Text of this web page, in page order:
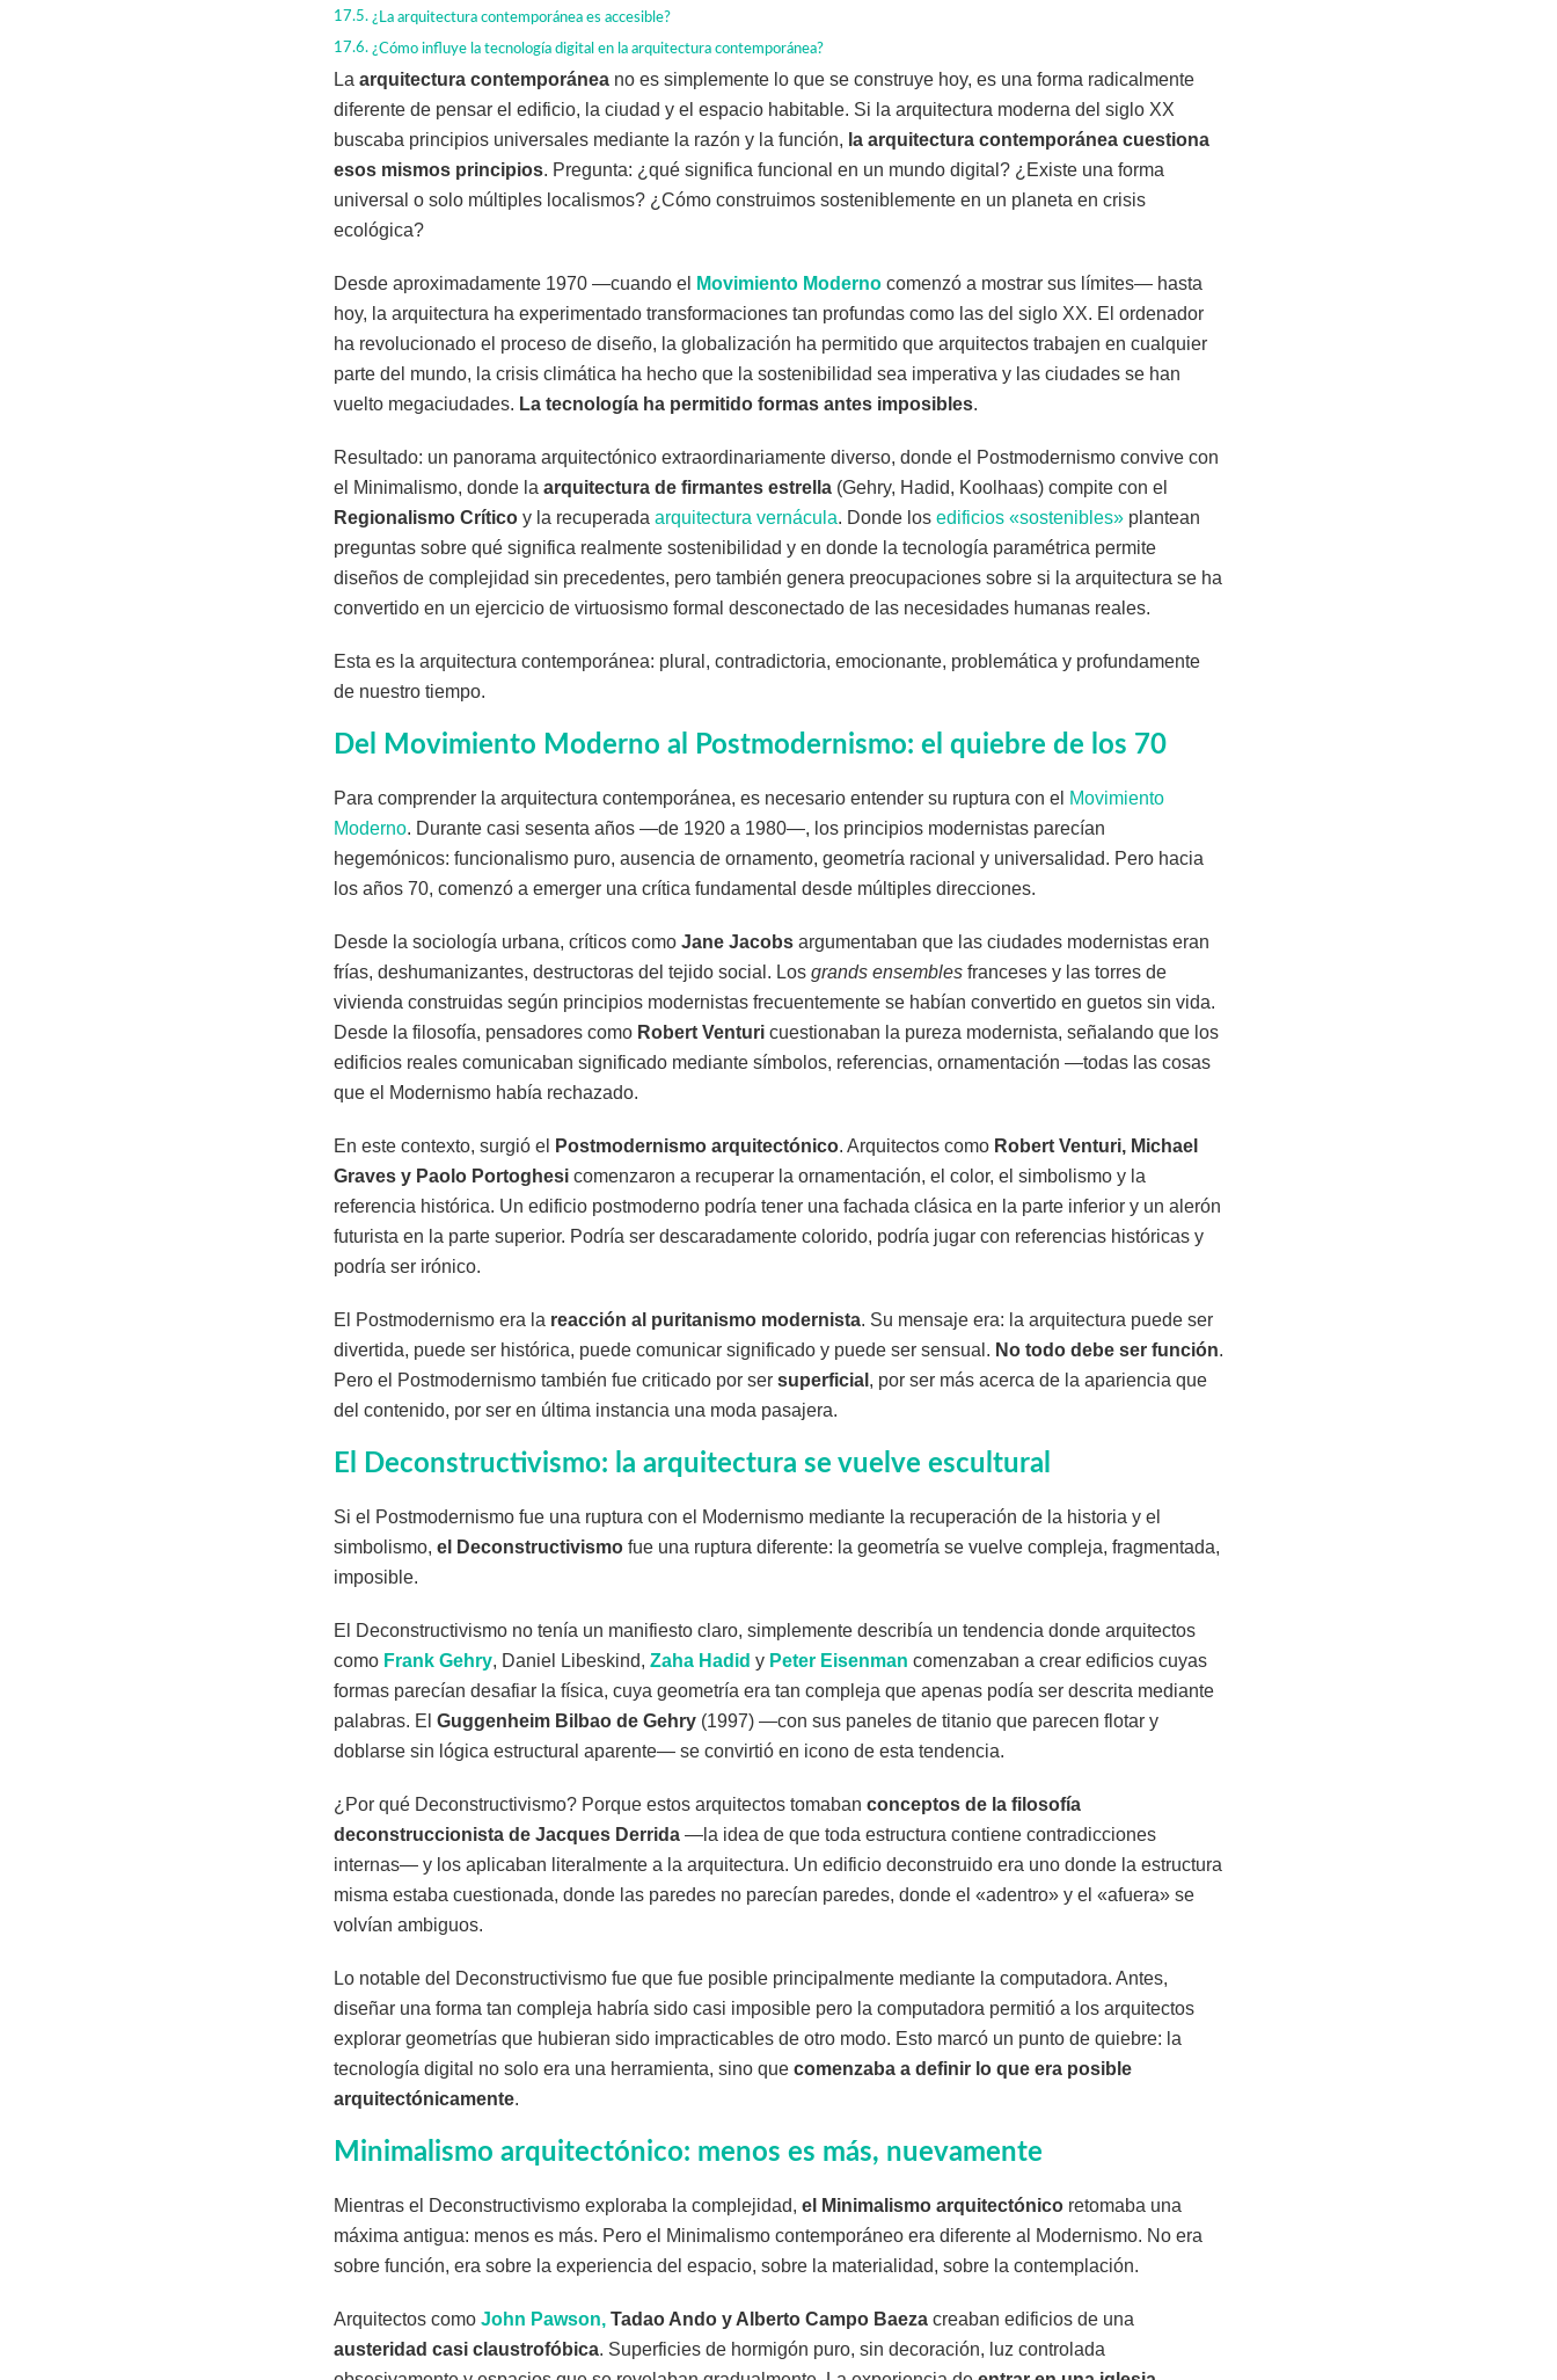
¿La arquitectura contemporánea es accesible?
¿Cómo influye la tecnología digital en la arquitectura contemporánea?
La arquitectura contemporánea no es simplemente lo que se construye hoy, es una forma radicalmente
diferente de pensar el edificio, la ciudad y el espacio habitable. Si la arquitectura moderna del siglo XX
buscaba principios universales mediante la razón y la función, la arquitectura contemporánea cuestiona
esos mismos principios. Pregunta: ¿qué significa funcional en un mundo digital? ¿Existe una forma
universal o solo múltiples localismos? ¿Cómo construimos sosteniblemente en un planeta en crisis
ecológica?
Desde aproximadamente 1970 —cuando el Movimiento Moderno comenzó a mostrar sus límites— hasta
hoy, la arquitectura ha experimentado transformaciones tan profundas como las del siglo XX. El ordenador
ha revolucionado el proceso de diseño, la globalización ha permitido que arquitectos trabajen en cualquier
parte del mundo, la crisis climática ha hecho que la sostenibilidad sea imperativa y las ciudades se han
vuelto megaciudades. La tecnología ha permitido formas antes imposibles.
Resultado: un panorama arquitectónico extraordinariamente diverso, donde el Postmodernismo convive con
el Minimalismo, donde la arquitectura de firmantes estrella (Gehry, Hadid, Koolhaas) compite con el
Regionalismo Crítico y la recuperada arquitectura vernácula. Donde los edificios «sostenibles» plantean
preguntas sobre qué significa realmente sostenibilidad y en donde la tecnología paramétrica permite
diseños de complejidad sin precedentes, pero también genera preocupaciones sobre si la arquitectura se ha
convertido en un ejercicio de virtuosismo formal desconectado de las necesidades humanas reales.
Esta es la arquitectura contemporánea: plural, contradictoria, emocionante, problemática y profundamente
de nuestro tiempo.
Del Movimiento Moderno al Postmodernismo: el quiebre de los 70
Para comprender la arquitectura contemporánea, es necesario entender su ruptura con el Movimiento
Moderno. Durante casi sesenta años —de 1920 a 1980—, los principios modernistas parecían
hegemónicos: funcionalismo puro, ausencia de ornamento, geometría racional y universalidad. Pero hacia
los años 70, comenzó a emerger una crítica fundamental desde múltiples direcciones.
Desde la sociología urbana, críticos como Jane Jacobs argumentaban que las ciudades modernistas eran
frías, deshumanizantes, destructoras del tejido social. Los grands ensembles franceses y las torres de
vivienda construidas según principios modernistas frecuentemente se habían convertido en guetos sin vida.
Desde la filosofía, pensadores como Robert Venturi cuestionaban la pureza modernista, señalando que los
edificios reales comunicaban significado mediante símbolos, referencias, ornamentación —todas las cosas
que el Modernismo había rechazado.
En este contexto, surgió el Postmodernismo arquitectónico. Arquitectos como Robert Venturi, Michael
Graves y Paolo Portoghesi comenzaron a recuperar la ornamentación, el color, el simbolismo y la
referencia histórica. Un edificio postmoderno podría tener una fachada clásica en la parte inferior y un alerón
futurista en la parte superior. Podría ser descaradamente colorido, podría jugar con referencias históricas y
podría ser irónico.
El Postmodernismo era la reacción al puritanismo modernista. Su mensaje era: la arquitectura puede ser
divertida, puede ser histórica, puede comunicar significado y puede ser sensual. No todo debe ser función.
Pero el Postmodernismo también fue criticado por ser superficial , por ser más acerca de la apariencia que
del contenido, por ser en última instancia una moda pasajera.
El Deconstructivismo: la arquitectura se vuelve escultural
Si el Postmodernismo fue una ruptura con el Modernismo mediante la recuperación de la historia y el
simbolismo, el Deconstructivismo fue una ruptura diferente: la geometría se vuelve compleja, fragmentada,
imposible.
El Deconstructivismo no tenía un manifiesto claro, simplemente describía un tendencia donde arquitectos
como Frank Gehry, Daniel Libeskind, Zaha Hadid y Peter Eisenman comenzaban a crear edificios cuyas
formas parecían desafiar la física, cuya geometría era tan compleja que apenas podía ser descrita mediante
palabras. El Guggenheim Bilbao de Gehry (1997) —con sus paneles de titanio que parecen flotar y
doblarse sin lógica estructural aparente— se convirtió en icono de esta tendencia.
¿Por qué Deconstructivismo? Porque estos arquitectos tomaban conceptos de la filosofía
deconstruccionista de Jacques Derrida —la idea de que toda estructura contiene contradicciones
internas— y los aplicaban literalmente a la arquitectura. Un edificio deconstruido era uno donde la estructura
misma estaba cuestionada, donde las paredes no parecían paredes, donde el «adentro» y el «afuera» se
volvían ambiguos.
Lo notable del Deconstructivismo fue que fue posible principalmente mediante la computadora. Antes,
diseñar una forma tan compleja habría sido casi imposible pero la computadora permitió a los arquitectos
explorar geometrías que hubieran sido impracticables de otro modo. Esto marcó un punto de quiebre: la
tecnología digital no solo era una herramienta, sino que comenzaba a definir lo que era posible
arquitectónicamente.
Minimalismo arquitectónico: menos es más, nuevamente
Mientras el Deconstructivismo exploraba la complejidad, el Minimalismo arquitectónico retomaba una
máxima antigua: menos es más. Pero el Minimalismo contemporáneo era diferente al Modernismo. No era
sobre función, era sobre la experiencia del espacio, sobre la materialidad, sobre la contemplación.
Arquitectos como John Pawson, Tadao Ando y Alberto Campo Baeza creaban edificios de una
austeridad casi claustrofóbica. Superficies de hormigón puro, sin decoración, luz controlada